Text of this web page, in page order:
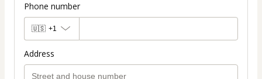
Phone number
🇺🇸 +1
Address